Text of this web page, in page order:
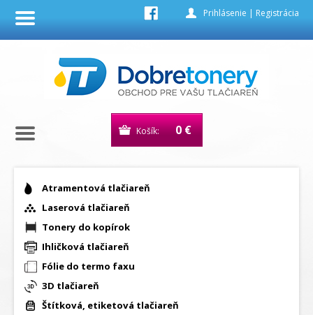
Prihlásenie | Registrácia
Košík: 0 €
Atramentová tlačiareň
Laserová tlačiareň
Tonery do kopírok
Ihličková tlačiareň
Fólie do termo faxu
3D tlačiareň
Štítková, etiketová tlačiareň